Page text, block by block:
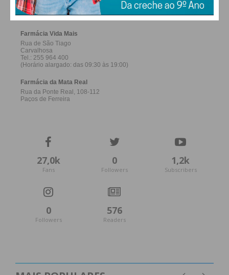
FERREIRA
27,0k
Fans
0
Followers
1,2k
Subscribers
0
Followers
576
Readers